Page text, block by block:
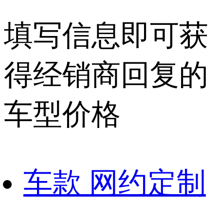
填写信息即可获
得经销商回复的
车型价格
车款 网约定制